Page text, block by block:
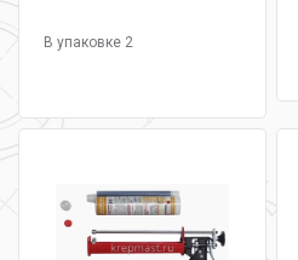
В упаковке 2